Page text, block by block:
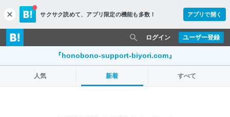
c
l
o
s
サクサク読めて、 アプリ限定の機能も多数！ アプリで開く
ユーザー登録
ログイン
『honobono-support-biyori.com』
人気 新着 すべて